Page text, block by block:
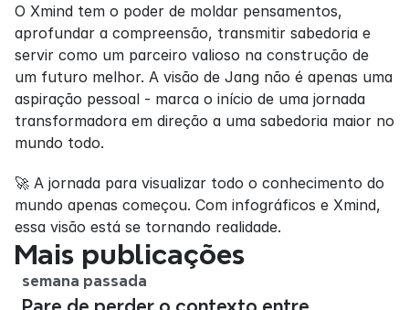
O Xmind tem o poder de moldar pensamentos,
aprofundar a compreensão, transmitir sabedoria e
servir como um parceiro valioso na construção de
um futuro melhor. A visão de Jang não é apenas uma
aspiração pessoal - marca o início de uma jornada
transformadora em direção a uma sabedoria maior no
mundo todo.
🚀 A jornada para visualizar todo o conhecimento do
mundo apenas começou. Com infográficos e Xmind,
essa visão está se tornando realidade.
Mais publicações
semana passada